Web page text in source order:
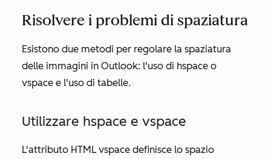
Risolvere i problemi di spaziatura
Esistono due metodi per regolare la spaziatura
delle immagini in Outlook: l'uso di hspace o
vspace e l'uso di tabelle.
Utilizzare hspace e vspace
L'attributo HTML vspace definisce lo spazio